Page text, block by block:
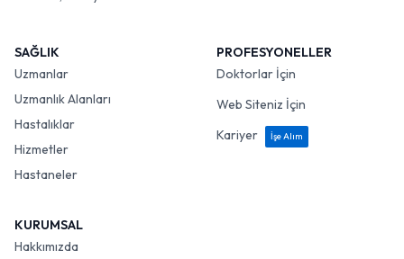
SAĞLIK
Uzmanlar
Uzmanlık Alanları
Hastalıklar
Hizmetler
Hastaneler
PROFESYONELLER
Doktorlar İçin
Web Siteniz İçin
Kariyer
İşe Alım
KURUMSAL
Hakkımızda